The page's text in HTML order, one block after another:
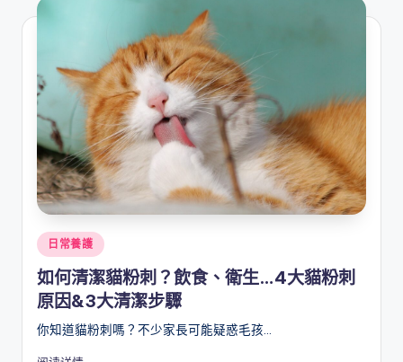
Posted
in
日常養護
如何清潔貓粉刺？飲食、衛生…4大貓粉刺
原因&3大清潔步驟
你知道貓粉刺嗎？不少家長可能疑惑毛孩…